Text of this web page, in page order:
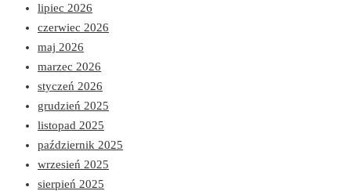
lipiec 2026
czerwiec 2026
maj 2026
marzec 2026
styczeń 2026
grudzień 2025
listopad 2025
październik 2025
wrzesień 2025
sierpień 2025